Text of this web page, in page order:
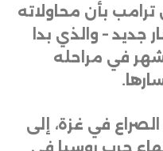
ترامب بأن محاولاته
– والذي بدا
في مراحله
.
في غزة، إلى
حرب روسيا في